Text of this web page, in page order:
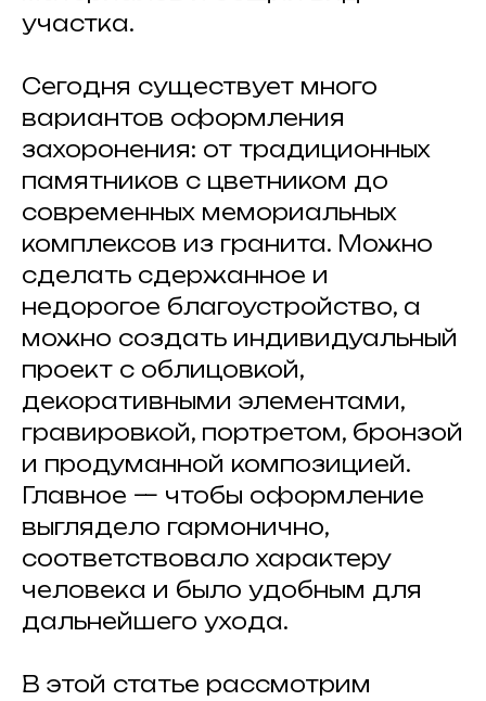
участка.
Сегодня существует много
вариантов оформления
захоронения: от традиционных
памятников с цветником до
современных мемориальных
комплексов из гранита. Можно
сделать сдержанное и
недорогое благоустройство, а
можно создать индивидуальный
проект с облицовкой,
декоративными элементами,
гравировкой, портретом, бронзой
и продуманной композицией.
Главное — чтобы оформление
выглядело гармонично,
соответствовало характеру
человека и было удобным для
дальнейшего ухода.
В этой статье рассмотрим